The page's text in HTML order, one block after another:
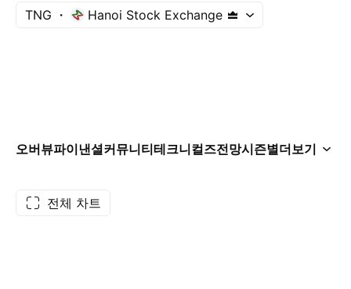
TNG Hanoi Stock Exchange
오버뷰파이낸셜커뮤니티테크니컬즈전망시즌별더보기
전체 차트